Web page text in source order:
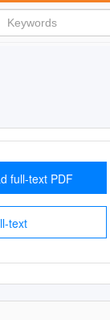
full-text PDF
text